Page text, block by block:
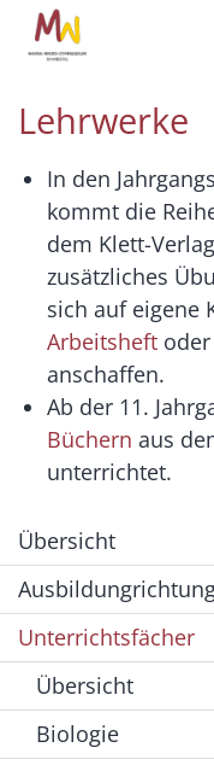
Zum Inhalt springen
Lehrwerke
In den
kommt die
dem Klett-
zusätzliches
sich auf eigene
Arbeitsheft
anschaffen.
Ab der 11.
Büchern aus
unterrichtet.
Übersicht
Unterrichtsfächer
Übersicht
Biologie